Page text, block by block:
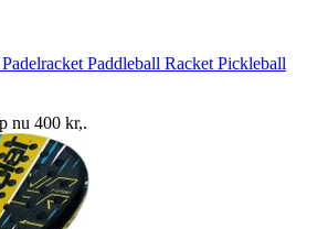
Paddleball Racket Pickleball
nu 400 kr,.